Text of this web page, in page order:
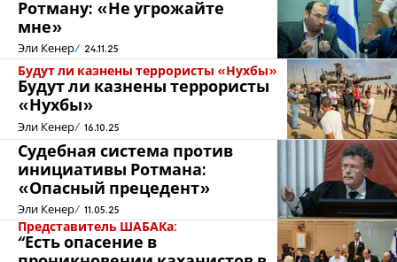
Ротману: «Не угрожайте
мне»
Эли Кенер 24.11.25
Будут ли казнены террористы «Нухбы»
Будут ли казнены террористы
«Нухбы»
Эли Кенер 16.10.25
Судебная система против
инициативы Ротмана:
«Опасный прецедент»
Эли Кенер 11.05.25
Представитель ШАБАКа:
“Есть опасение в